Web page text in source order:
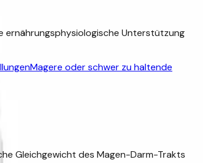
ernährungsphysiologische Unterstützung
Magere oder schwer zu haltende
Gleichgewicht des Magen-Darm-Trakts